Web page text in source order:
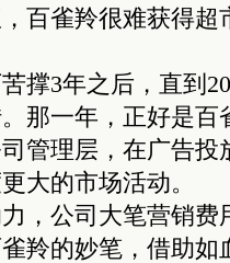
百雀羚很难获得超
3年之后，直到
那一年，正好是百
管理层，在广告投
大的市场活动。
公司大笔营销费
羚的妙笔，借助如